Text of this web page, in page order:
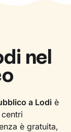
nel
a Lodi è
è gratuita,